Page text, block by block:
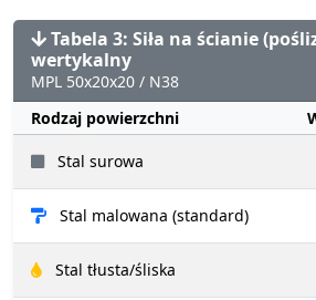
Tabela 3: Siła na ścianie
wertykalny
MPL 50x20x20 / N38
Rodzaj powierzchni
Stal surowa
Stal malowana (standard)
Stal tłusta/śliska